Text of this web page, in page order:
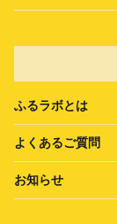
ふるラボとは
よくあるご質問
お知らせ